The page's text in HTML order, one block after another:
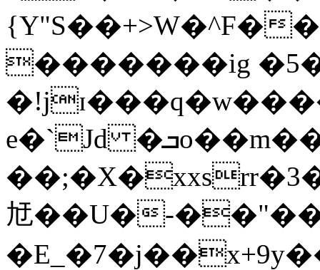
{Y"S��+>W�^F�
�������ig
e�`Jd �ܒo��m��1��d|
㝼��U�-